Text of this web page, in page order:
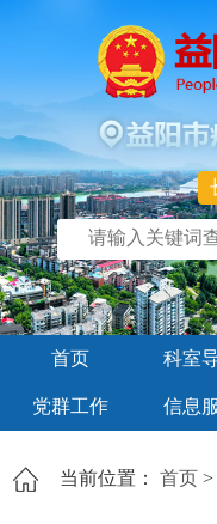
首页 科室
党群工作 信息
当前位置： 首页 >